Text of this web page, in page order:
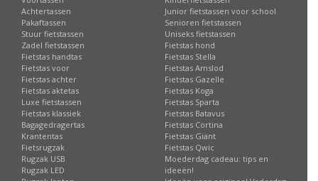
Achtertassen
Pakaftassen
Stuur fietstassen
Zadel fietstassen
Fietstas handtas
Fietstas voor
Fietstas achter
Fietstas aktetas
Luxe fietstassen
Fietstas klassiek
Bagagedragertas
Krantentas
Fietsrugzak
Rugzak USB
Rugzak LED
Junior fietstassen voor school
Senioren fietstassen
Uniseks fietstassen
Fietstas hond
Fietstas Stella
Fietstas Amslod
Fietstas Gazelle
Fietstas Koga
Fietstas Sparta
Fietstas Batavus
Fietstas Cortina
Fietstas Giant
Fietstas Qwic
Moederdag cadeau: tips en
ideeën!